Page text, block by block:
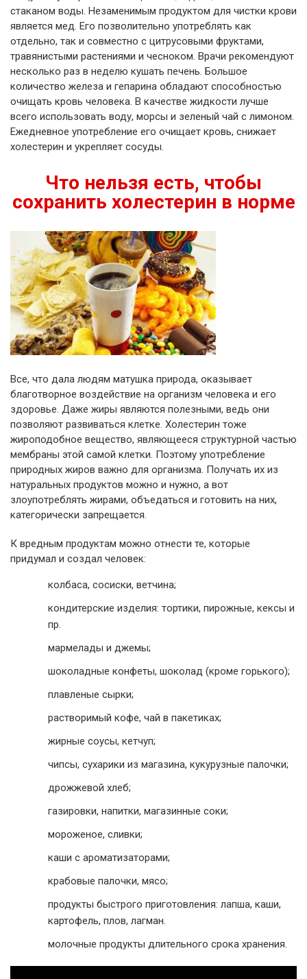
стаканом воды. Незаменимым продуктом для чистки крови
является мед. Его позволительно употреблять как
отдельно, так и совместно с цитрусовыми фруктами,
травянистыми растениями и чесноком. Врачи рекомендуют
несколько раз в неделю кушать печень. Большое
количество железа и гепарина обладают способностью
очищать кровь человека. В качестве жидкости лучше
всего использовать воду, морсы и зеленый чай с лимоном.
Ежедневное употребление его очищает кровь, снижает
холестерин и укрепляет сосуды.
Что нельзя есть, чтобы
сохранить холестерин в норме
Все, что дала людям матушка природа, оказывает
благотворное воздействие на организм человека и его
здоровье. Даже жиры являются полезными, ведь они
позволяют развиваться клетке. Холестерин тоже
жироподобное вещество, являющееся структурной частью
мембраны этой самой клетки. Поэтому употребление
природных жиров важно для организма. Получать их из
натуральных продуктов можно и нужно, а вот
злоупотреблять жирами, объедаться и готовить на них,
категорически запрещается.
К вредным продуктам можно отнести те, которые
придумал и создал человек:
колбаса, сосиски, ветчина;
кондитерские изделия: тортики, пирожные, кексы и
пр.
мармелады и джемы;
шоколадные конфеты, шоколад (кроме горького);
плавленые сырки;
растворимый кофе, чай в пакетиках;
жирные соусы, кетчуп;
чипсы, сухарики из магазина, кукурузные палочки;
дрожжевой хлеб;
газировки, напитки, магазинные соки;
мороженое, сливки;
каши с ароматизаторами;
крабовые палочки, мясо;
продукты быстрого приготовления: лапша, каши,
картофель, плов, лагман.
молочные продукты длительного срока хранения.